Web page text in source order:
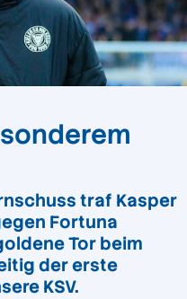
traf Kasper
Fortuna
Tor beim
der erste
KSV.